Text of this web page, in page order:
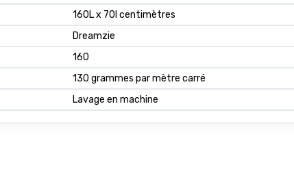
160L x 70l centimètres
Dreamzie
160
130 grammes par mètre carré
Lavage en machine